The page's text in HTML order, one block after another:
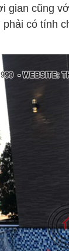
cũng
có tính